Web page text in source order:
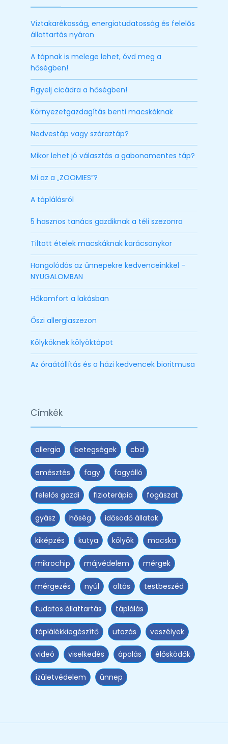
Víztakarékosság, energiatudatosság és felelős
állattartás nyáron
A tápnak is melege lehet, óvd meg a
hőségben!
Figyelj cicádra a hőségben!
Környezetgazdagítás benti macskáknak
Nedvestáp vagy száraztáp?
Mikor lehet jó választás a gabonamentes táp?
Mi az a „ZOOMIES”?
A táplálásról
5 hasznos tanács gazdiknak a téli szezonra
Tiltott ételek macskáknak karácsonykor
Hangolódás az ünnepekre kedvenceinkkel –
NYUGALOMBAN
Hőkomfort a lakásban
Őszi allergiaszezon
Kölyköknek kölyöktápot
Az óraátállítás és a házi kedvencek bioritmusa
Címkék
allergia betegségek cbd
emésztés fagy fagyálló
felelős gazdi fizioterápia fogászat
gyász hőség idősödő állatok
kiképzés kutya kölyök macska
mikrochip májvédelem mérgek
mérgezés nyúl oltás testbeszéd
tudatos állattartás táplálás
táplálékkiegészítő utazás veszélyek
videó viselkedés ápolás élősködők
ízületvédelem ünnep